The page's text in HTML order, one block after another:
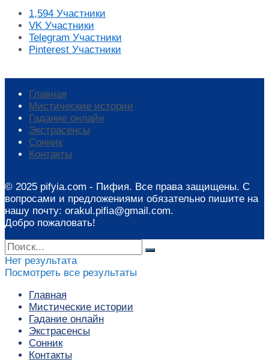
1,594 Участники
VK Участники
Telegram Участники
Pinterest Участники
Главная
Мистические истории
Гадание онлайн
Экстрасенсы
Сонник
Контакты
© 2025 pifyia.com - Пифия. Все права защищены. С
вопросами и предложениями обязательно пишите на
нашу почту: orakul.pifia@gmail.com.
Добро пожаловать!
Нет результата
Посмотреть все результаты
Главная
Мистические истории
Гадание онлайн
Экстрасенсы
Сонник
Контакты